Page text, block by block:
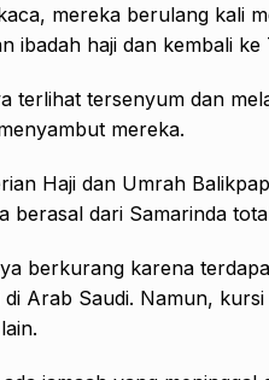
mereka berulang kali
ibadah haji dan kembali
terlihat tersenyum dan
mereka.
Haji dan Umrah
berasal dari Samarinda
berkurang karena
Arab Saudi. Namun,